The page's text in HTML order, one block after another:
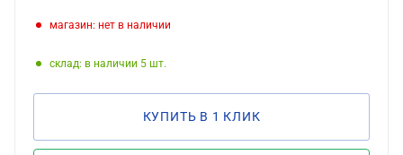
Магазин: нет в наличии
Склад: в наличии 5
КУПИТЬ В 1 КЛИК